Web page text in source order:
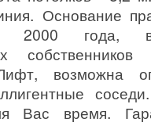
Основание
2000 года,
возможна
Вас время.